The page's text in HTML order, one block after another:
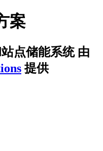
案
点储能系统 由
提供